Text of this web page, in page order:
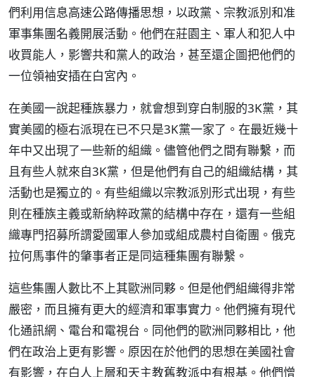
們利用信息高速公路傳播思想，以政黨、宗教派別和准
軍事集團名義開展活動。他們在莊園主、軍人和犯人中
收買能人，影響共和黨人的政治，甚至還企圖把他們的
一位領袖安插在白宮內。
在美國一說起種族暴力，就會想到穿白制服的3K黨，其
實美國的極右派現在已不只是3K黨一家了。在最近幾十
年中又出現了一些新的組織。儘管他們之間有聯繫，而
且有些人就來自3K黨，但是他們有自己的組織結構，其
活動也是獨立的。有些組織以宗教派別形式出現，有些
則在種族主義或新納粹政黨的結構中存在，還有一些組
織專門招募所謂愛國軍人參加或組成農村自衛團。俄克
拉何馬事件的肇事者正是同這種集團有聯繫。
這些集團人數比不上其歐洲同夥。但是他們組織得非常
嚴密，而且擁有更大的經濟和軍事實力。他們擁有現代
化通訊網、電台和電視台。同他們的歐洲同夥相比，他
們在政治上更有影響。原因在於他們的思想在美國社會
有影響，在白人上層和天主教舊教派中有根基。他們憎